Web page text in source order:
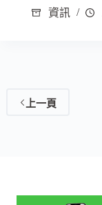
資訊
上一頁